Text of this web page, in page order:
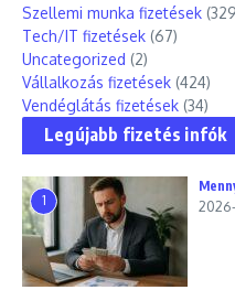
Szellemi munka fizetések
Tech/IT fizetések (67)
Uncategorized (2)
Vállalkozás fizetések (424)
Vendéglátás fizetések (34)
Legújabb fizetés infók
1